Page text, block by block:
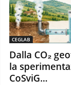
CEGLAB
Dalla CO₂
la
CoSviG...